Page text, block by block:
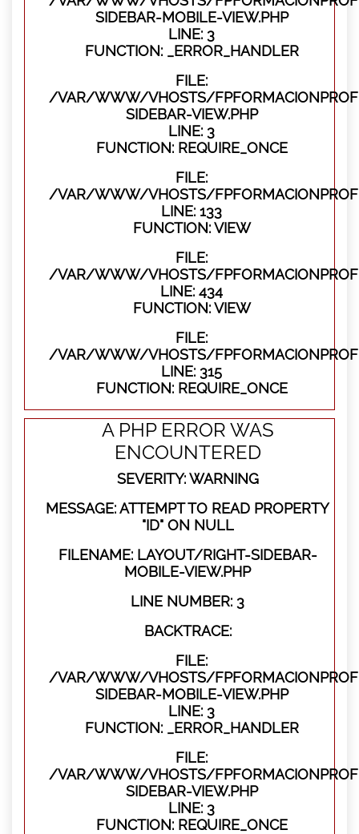
SIDEBAR-MOBILE-VIEW.PHP
LINE: 3
FUNCTION: _ERROR_HANDLER
FILE:
/VAR/WWW/VHOSTS/
SIDEBAR-VIEW.PHP
LINE: 3
FUNCTION: REQUIRE_ONCE
FILE:
/VAR/WWW/VHOSTS/
LINE: 133
FUNCTION: VIEW
FILE:
/VAR/WWW/VHOSTS/
LINE: 434
FUNCTION: VIEW
FILE:
/VAR/WWW/VHOSTS/
LINE: 315
FUNCTION: REQUIRE_ONCE
A PHP ERROR WAS
ENCOUNTERED
SEVERITY: WARNING
MESSAGE: ATTEMPT TO READ PROPERTY
"ID" ON NULL
FILENAME: LAYOUT/RIGHT-SIDEBAR-
MOBILE-VIEW.PHP
LINE NUMBER: 3
BACKTRACE:
FILE:
/VAR/WWW/VHOSTS/
SIDEBAR-MOBILE-VIEW.PHP
LINE: 3
FUNCTION: _ERROR_HANDLER
FILE:
/VAR/WWW/VHOSTS/
SIDEBAR-VIEW.PHP
LINE: 3
FUNCTION: REQUIRE_ONCE